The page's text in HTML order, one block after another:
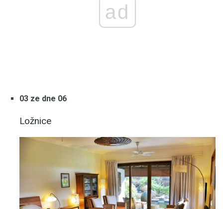
ad
03 ze dne 06
Ložnice